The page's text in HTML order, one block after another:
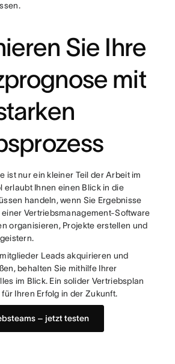
Sie Ihre
mit
ist nur ein kleiner Teil der Arbeit im
erlaubt Ihnen einen Blick in die
handeln, wenn Sie Ergebnisse
Vertriebsmanagement-Software
organisieren, Projekte erstellen und
Leads akquirieren und
behalten Sie mithilfe Ihrer
im Blick. Ein solider Vertriebsplan
Ihren Erfolg in der Zukunft.
– jetzt testen